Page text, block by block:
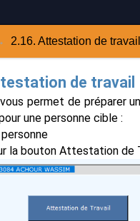
2.16. Attestation de travail
de travail
permet de préparer
une personne cible :
la bouton Attestation de